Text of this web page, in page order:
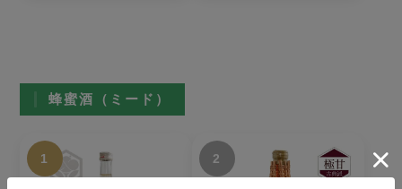
蜂蜜酒（ミード）
1 2